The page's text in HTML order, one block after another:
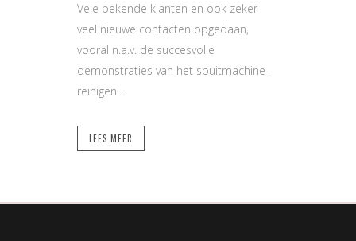
Vele bekende klanten en ook zeker
veel nieuwe contacten opgedaan,
vooral n.a.v. de succesvolle
demonstraties van het spuitmachine-
reinigen....
LEES MEER